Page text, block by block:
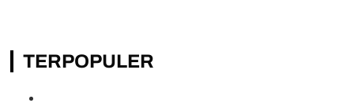
TERPOPULER